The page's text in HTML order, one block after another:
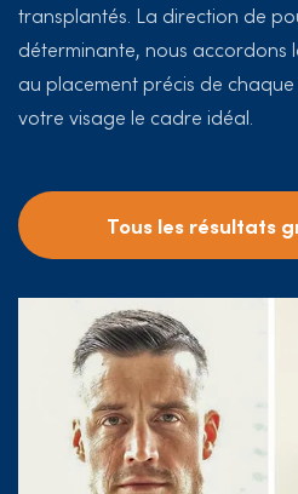
transplantés. La direction de
déterminante, nous accordons
au placement précis de
votre visage le cadre idéal.
Tous les résultats